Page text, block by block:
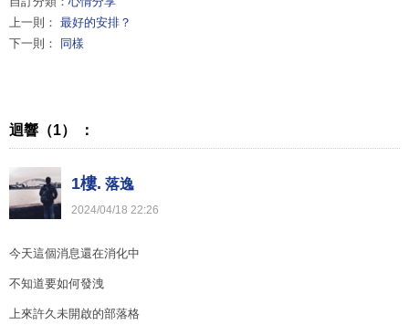
上一則： 最好的安排？
下一則： 同樣
迴響（1） ：
1樓. 落逸
2024/04/18 22:26
今天這個消息還在消化中
不知道要如何發洩
上來許久未開啟的部落格